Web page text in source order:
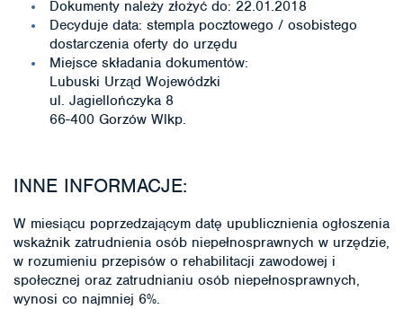
Dokumenty należy złożyć do: 22.01.2018
Decyduje data: stempla pocztowego / osobistego
dostarczenia oferty do urzędu
Miejsce składania dokumentów:
Lubuski Urząd Wojewódzki
ul. Jagiellończyka 8
66-400 Gorzów Wlkp.
INNE INFORMACJE:
W miesiącu poprzedzającym datę upublicznienia ogłoszenia
wskaźnik zatrudnienia osób niepełnosprawnych w urzędzie,
w rozumieniu przepisów o rehabilitacji zawodowej i
społecznej oraz zatrudnianiu osób niepełnosprawnych,
wynosi co najmniej 6%.